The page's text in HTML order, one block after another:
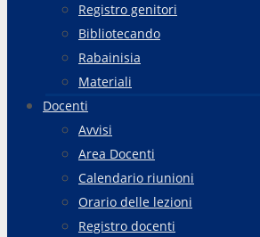
Registro genitori
Bibliotecando
Rabainisia
Materiali
Docenti
Avvisi
Area Docenti
Calendario riunioni
Orario delle lezioni
Registro docenti